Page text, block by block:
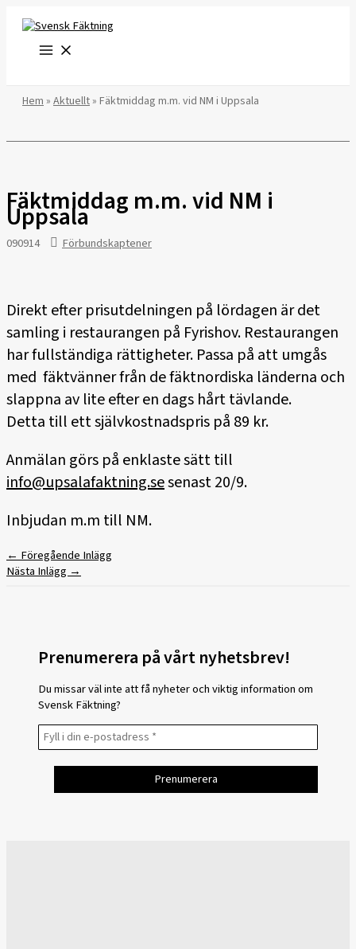
innehåll
Hem» Aktuellt» Fäktmiddag m.m. vid NM i Uppsala
Fäktmiddag m.m. vid NM i
Uppsala
090914 Förbundskaptener
Direkt efter prisutdelningen på lördagen är det
samling i restaurangen på Fyrishov. Restaurangen
har fullständiga rättigheter. Passa på att umgås
med fäktvänner från de fäktnordiska länderna och
slappna av lite efter en dags hårt tävlande.
Detta till ett självkostnadspris på 89 kr.
Anmälan görs på enklaste sätt till
info@upsalafaktning.sesenast 20/9.
Inbjudan m.m till NM.
← Föregående Inlägg
Nästa Inlägg →
Prenumerera på vårt nyhetsbrev!
Du missar väl inte att få nyheter och viktig information om
Svensk Fäktning?